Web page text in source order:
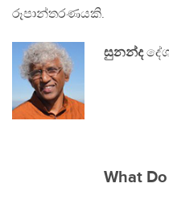
රූපාන්තරණයකි.
සුනන්ද
What